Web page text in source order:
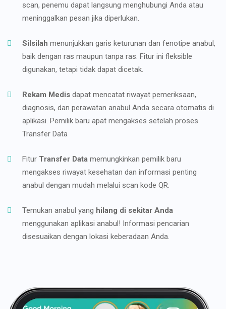
scan, penemu dapat langsung menghubungi Anda atau
meninggalkan pesan jika diperlukan.
Silsilah menunjukkan garis keturunan dan fenotipe anabul,
baik dengan ras maupun tanpa ras. Fitur ini fleksible
digunakan, tetapi tidak dapat dicetak.
Rekam Medis dapat mencatat riwayat pemeriksaan,
diagnosis, dan perawatan anabul Anda secara otomatis di
aplikasi. Pemilik baru apat mengakses setelah proses
Transfer Data
Fitur Transfer Data memungkinkan pemilik baru
mengakses riwayat kesehatan dan informasi penting
anabul dengan mudah melalui scan kode QR.
Temukan anabul yang hilang di sekitar Anda
menggunakan aplikasi anabul! Informasi pencarian
disesuaikan dengan lokasi keberadaan Anda.